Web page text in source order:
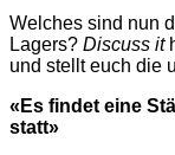
Welches sind nun
Lagers? Discuss it
und stellt euch die
«Es findet eine
statt»